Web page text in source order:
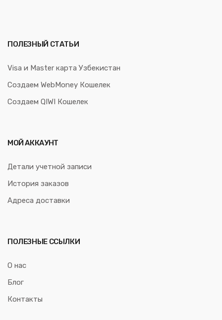
ПОЛЕЗНЫЙ СТАТЬИ
Visa и Master карта Узбекистан
Создаем WebMoney Кошелек
Создаем QIWI Кошелек
МОЙ АККАУНТ
Детали учетной записи
История заказов
Адреса доставки
ПОЛЕЗНЫЕ ССЫЛКИ
О нас
Блог
Контакты